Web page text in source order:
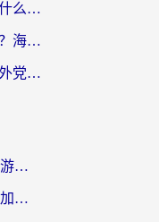
海外党必看：打穿越火线用什么加速器？解决延迟卡顿，还能玩奇妙拼图世界和第五人格
波兰怎么玩无悔华夏不卡顿？海外国服游戏加速器终极指南（附征途2萤火突击解决方案）
英国怎么玩叫我大掌柜？海外党国服游戏加速避坑指南（附实测推荐）
ChickCN VPN好用吗？和奇游手游VPN对比哪个回国效果更好？海外党亲测实用指南
海外党必看：PC VPN+回国加速器怎么选？无缝访问国内资源全攻略